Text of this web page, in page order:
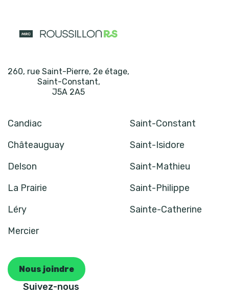
260, rue Saint-Pierre, 2e étage,
Saint-Constant,
J5A 2A5
Candiac
Saint-Constant
Châteauguay
Saint-Isidore
Delson
Saint-Mathieu
La Prairie
Saint-Philippe
Léry
Sainte-Catherine
Mercier
Nous joindre
Suivez-nous